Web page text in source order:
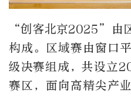
“创客北京2025”由
构成。区域赛由窗口
级决赛组成，共设立
赛区，面向高精尖产